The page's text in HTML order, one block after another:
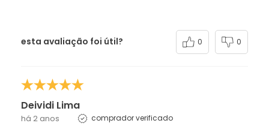
esta avaliação foi útil? 0 0
Deividi Lima
há 2 anos comprador verificado